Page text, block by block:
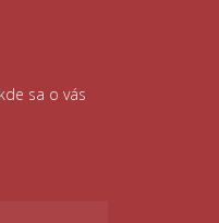
sa o vás